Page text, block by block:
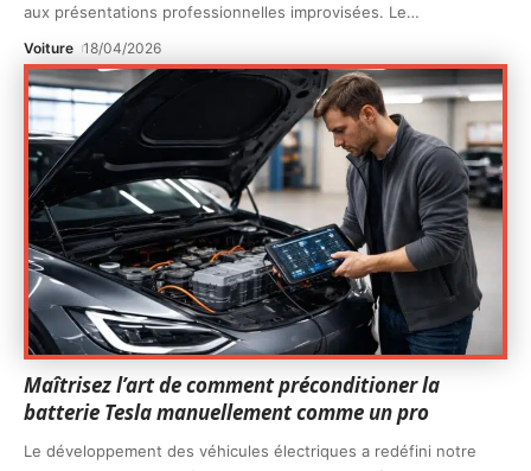
aux présentations professionnelles improvisées. Le…
Voiture 18/04/2026
Maîtrisez l’art de comment préconditioner la
batterie Tesla manuellement comme un pro
Le développement des véhicules électriques a redéfini notre